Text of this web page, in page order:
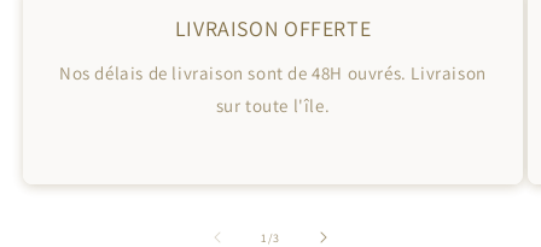
LIVRAISON OFFERTE
Nos délais de livraison sont de 48H ouvrés. Livraison
sur toute l'île.
1/de
3